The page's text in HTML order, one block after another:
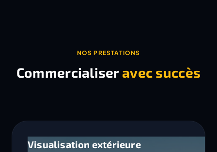
NOS PRESTATIONS
Commercialiser avec succès
Visualisation extérieure